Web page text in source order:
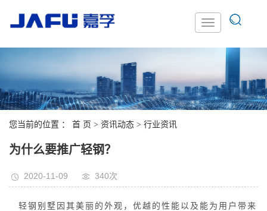
您当前的位置 ： 首 页 > 资讯动态 > 行业资讯
为什么要推广轻钢？
2020-11-09 340次
轻钢别墅因其美丽的外观，优越的性能以及能为用户带来